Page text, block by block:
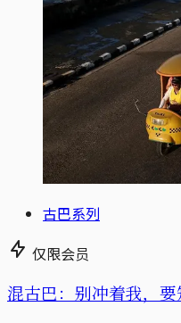
古巴系列
仅限会员
混古巴：别冲着我，